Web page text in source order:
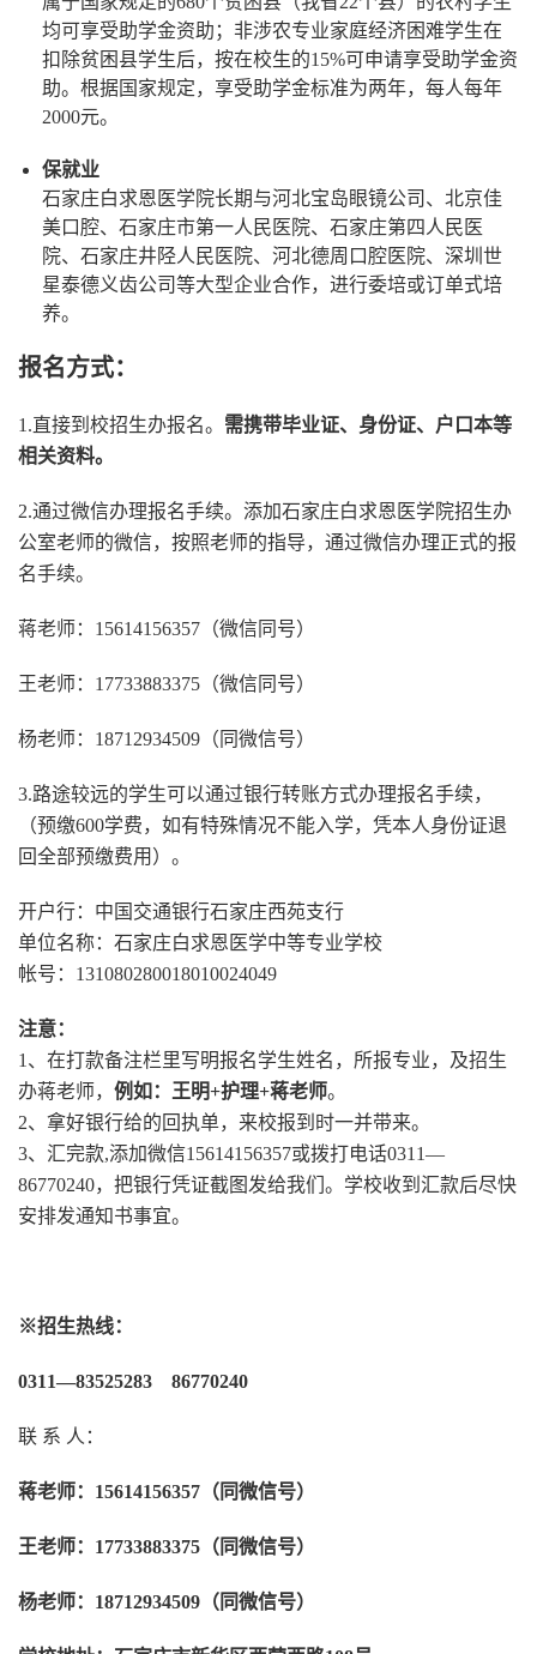
均可享受助学金资助；非涉农专业家庭经济困难学生在
扣除贫困县学生后，按在校生的15%可申请享受助学金资
助。根据国家规定，享受助学金标准为两年，每人每年
2000元。
保就业
石家庄白求恩医学院长期与河北宝岛眼镜公司、北京佳
美口腔、石家庄市第一人民医院、石家庄第四人民医
院、石家庄井陉人民医院、河北德周口腔医院、深圳世
星泰德义齿公司等大型企业合作，进行委培或订单式培
养。
报名方式：
1.直接到校招生办报名。 需携带毕业证、身份证、户口本等
相关资料。
2.通过微信办理报名手续。添加石家庄白求恩医学院招生办
公室老师的微信，按照老师的指导，通过微信办理正式的报
名手续。
蒋老师：15614156357（微信同号）
王老师：17733883375（微信同号）
杨老师：18712934509（同微信号）
3.路途较远的学生可以通过银行转账方式办理报名手续，
（预缴600学费，如有特殊情况不能入学，凭本人身份证退
回全部预缴费用）。
开户行：中国交通银行石家庄西苑支行
单位名称：石家庄白求恩医学中等专业学校
帐号：131080280018010024049
注意：
1、在打款备注栏里写明报名学生姓名，所报专业，及招生
办蒋老师， 例如：王明+护理+蒋老师。
2、拿好银行给的回执单，来校报到时一并带来。
3、汇完款,添加微信15614156357或拨打电话0311—
86770240，把银行凭证截图发给我们。学校收到汇款后尽快
安排发通知书事宜。
※招生热线：
0311—83525283 86770240
联 系 人：
蒋老师：15614156357（同微信号）
王老师：17733883375（同微信号）
杨老师：18712934509（同微信号）